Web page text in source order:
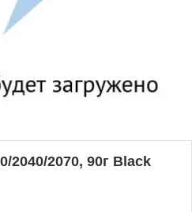
2040/2070, 90г Black